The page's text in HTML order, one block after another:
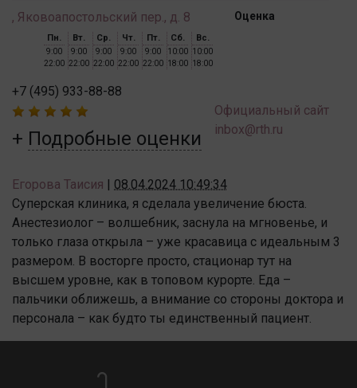
, Яковоапостольский пер., д. 8
Пн.
9:00
22:00
Вт.
9:00
22:00
Ср.
9:00
22:00
Чт.
9:00
22:00
Пт.
9:00
22:00
Сб.
10:00
18:00
Вс.
10:00
18:00
+7 (495) 933-88-88
Официальный сайт
inbox@rth.ru
Оценка
Подробные оценки
Егорова Таисия | 08.04.2024 10:49:34
Суперская клиника, я сделала увеличение бюста.
Анестезиолог – волшебник, заснула на мгновенье, и
только глаза открыла – уже красавица с идеальным 3
размером. В восторге просто, стационар тут на
высшем уровне, как в топовом курорте. Еда –
пальчики оближешь, а внимание со стороны доктора и
персонала – как будто ты единственный пациент.